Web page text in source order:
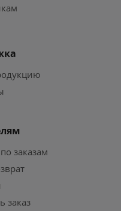
заказам
заказ